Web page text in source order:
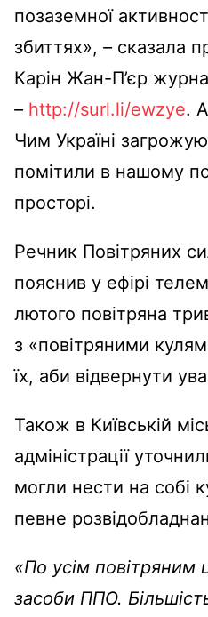
позаземної
збиттях», –сказала
Карін Жан-П’єр
–http://surl.li/ewzye.
Чим Україні
помітили в нашому
просторі.
Речник Повітряних
пояснив у ефірі
лютого повітряна
з «повітряними
їх, аби відвернути
Також в Київській
адміністрації
могли нести на собі
певне
«По усім повітряним
засоби ППО.